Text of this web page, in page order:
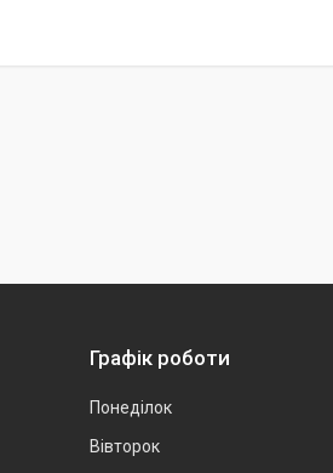
Графік роботи
Понеділок
Вівторок